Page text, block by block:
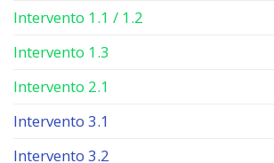
Intervento 1.1 / 1.2
Intervento 1.3
Intervento 2.1
Intervento 3.1
Intervento 3.2